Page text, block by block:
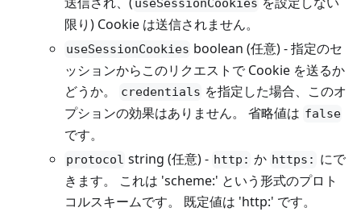
useSessionCookies
限り) Cookie は送信されません。
useSessionCookies boolean (任意) - 指定のセ
ッションからこのリクエストで Cookie を送るか
どうか。
credentials を指定した場合、このオ
プションの効果はありません。 省略値は false
です。
protocol string (任意) - http: か https: にで
きます。 これは 'scheme:' という形式のプロト
コルスキームです。 既定値は 'http:' です。